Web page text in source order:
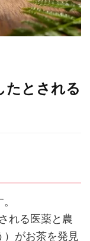
たとされる
れる医薬と農
がお茶を発見